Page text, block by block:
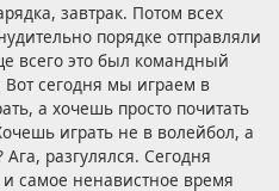
завтрак. Потом всех
порядке отправляли
всего это был командный
Вот сегодня мы играем в
а хочешь просто почитать
играть не в волейбол, а
разгулялся. Сегодня
самое ненавистное время